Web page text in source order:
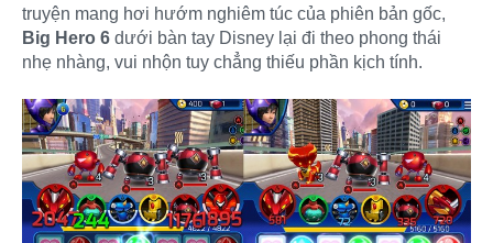
truyện mang hơi hướm nghiêm túc của phiên bản gốc,
Big Hero 6 dưới bàn tay Disney lại đi theo phong thái
nhẹ nhàng, vui nhộn tuy chẳng thiếu phần kịch tính.